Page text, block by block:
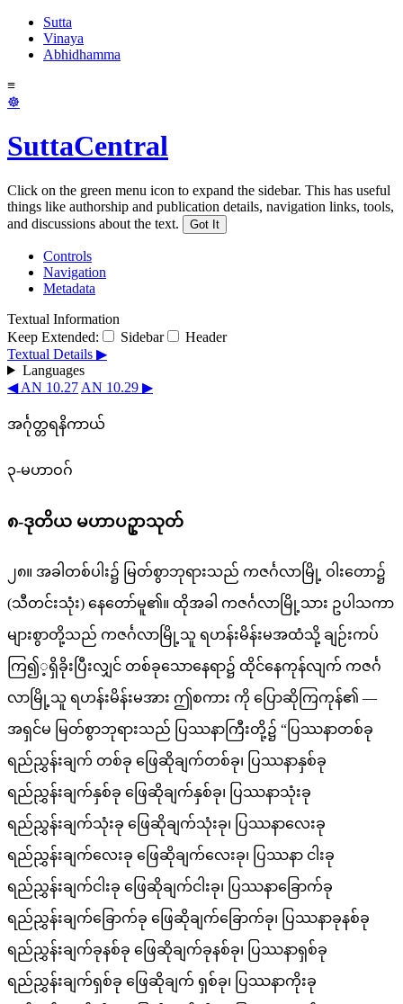
Sutta
Vinaya
Abhidhamma
≡
☸
SuttaCentral
Click on the green menu icon to expand the sidebar. This has useful
things like authorship and publication details, navigation links, tools,
and discussions about the text.
Got It
Controls
Navigation
Metadata
Textual Information
Keep Extended:
Sidebar
Header
Textual Details ▶
Languages
◀ AN 10.27 AN 10.29 ▶
အင်္ဂုတ္တရနိကာယ်
၃-မဟာဝဂ်
၈-ဒုတိယ မဟာပဥှာသုတ်
၂၈။ အခါတစ်ပါး၌ မြတ်စွာဘုရားသည် ကဇင်္ဂလာမြို့ ဝါးတော၌
(သီတင်းသုံး) နေတော်မူ၏။ ထိုအခါ ကဇင်္ဂလာမြို့သား ဥပါသကာ
များစွာတို့သည် ကဇင်္ဂလာမြို့သူ ရဟန်းမိန်းမအထံသို့ ချဉ်းကပ်
ကြ၍့ရှိခိုးပြီးလျှင် တစ်ခုသောနေရာ၌ ထိုင်နေကုန်လျက် ကဇင်္ဂ
လာမြို့သူ ရဟန်းမိန်းမအား ဤစကား ကို ပြောဆိုကြကုန်၏ —
အရှင်မ မြတ်စွာဘုရားသည် ပြဿနာကြီးတို့၌ “ပြဿနာတစ်ခု
ရည်ညွှန်းချက် တစ်ခု ဖြေဆိုချက်တစ်ခု၊ ပြဿနာနှစ်ခု
ရည်ညွှန်းချက်နှစ်ခု ဖြေဆိုချက်နှစ်ခု၊ ပြဿနာသုံးခု
ရည်ညွှန်းချက်သုံးခု ဖြေဆိုချက်သုံးခု၊ ပြဿနာလေးခု
ရည်ညွှန်းချက်လေးခု ဖြေဆိုချက်လေးခု၊ ပြဿနာ ငါးခု
ရည်ညွှန်းချက်ငါးခု ဖြေဆိုချက်ငါးခု၊ ပြဿနာခြောက်ခု
ရည်ညွှန်းချက်ခြောက်ခု ဖြေဆိုချက်ခြောက်ခု၊ ပြဿနာခုနစ်ခု
ရည်ညွှန်းချက်ခုနစ်ခု ဖြေဆိုချက်ခုနစ်ခု၊ ပြဿနာရှစ်ခု
ရည်ညွှန်းချက်ရှစ်ခု ဖြေဆိုချက် ရှစ်ခု၊ ပြဿနာကိုးခု